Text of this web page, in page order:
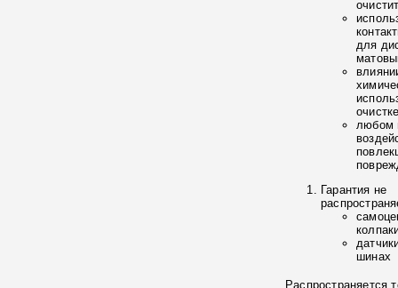
для
любом
Гарантия не
шинах
Распространяется